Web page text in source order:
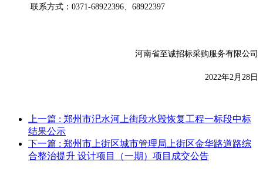
联系方式： 0371-68922396、68922397
河南省至诚招标采购服务有限公司
2022年2月28日
上一篇 : 郑州市汜水河上街段水毁恢复工程一标段中标
结果公示
下一篇 : 郑州市上街区城市管理局上街区金华路道路综
合整治提升 设计项目（一期）项目成交公告